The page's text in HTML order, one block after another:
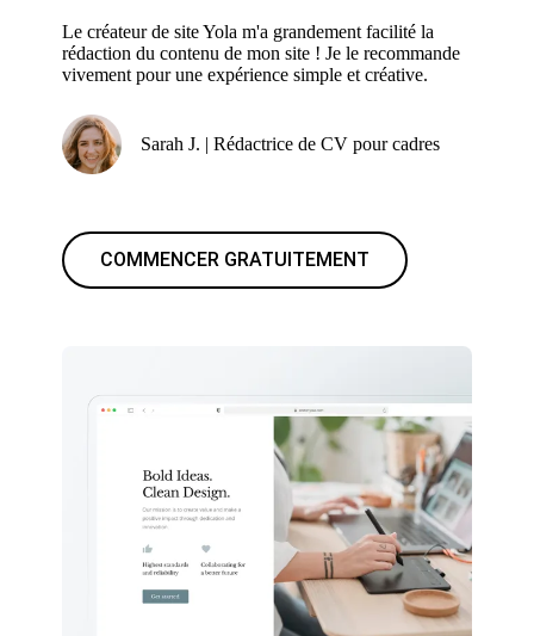
Le créateur de site Yola m'a grandement facilité la
rédaction du contenu de mon site ! Je le recommande
vivement pour une expérience simple et créative.
Sarah J. | Rédactrice de CV pour cadres
COMMENCER GRATUITEMENT